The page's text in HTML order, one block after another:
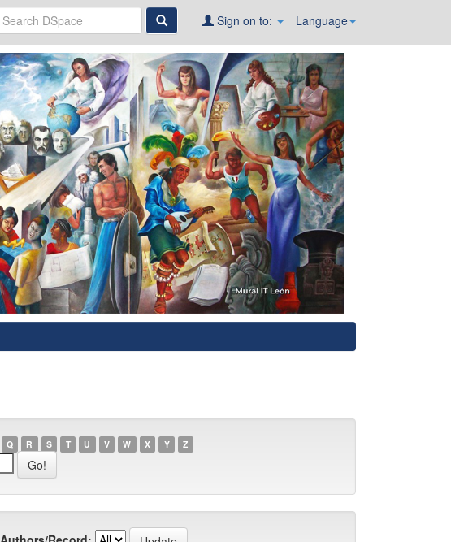
Language
Sign on to:
Q R S T U V W X Y Z